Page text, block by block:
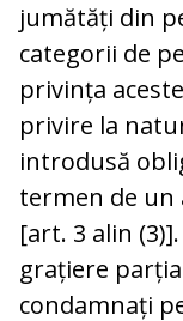
jumătăți din
categorii de
privința
privire la
introdusă
termen de un
[art. 3 alin
grațiere
condamnați